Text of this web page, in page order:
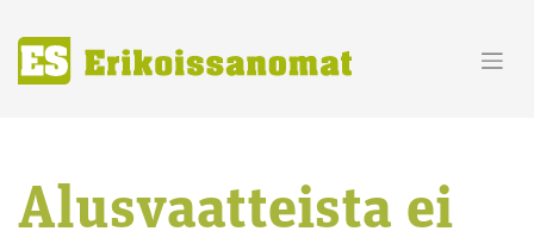
content
Alusvaatteista ei